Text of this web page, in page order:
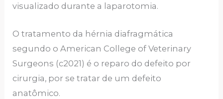
visualizado durante a laparotomia.
O tratamento da hérnia diafragmática
segundo o American College of Veterinary
Surgeons (c2021) é o reparo do defeito por
cirurgia, por se tratar de um defeito
anatômico.